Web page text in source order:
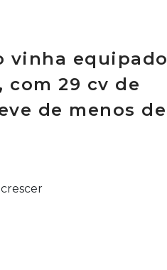
vinha equipado
29 cv de
de menos de